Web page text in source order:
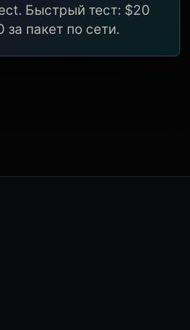
Быстрый тест: $20
за пакет по сети.